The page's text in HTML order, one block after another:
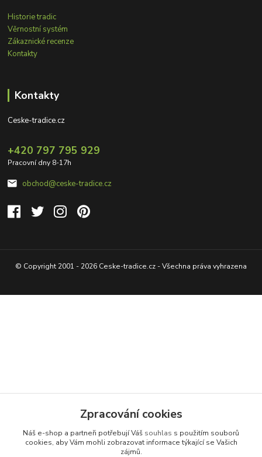
Historie tradic
Věrnostní systém
Zákaznické recenze
Kontakty
Kontakty
Ceske-tradice.cz
+420 797 795 929
Pracovní dny 8-17h
obchod@ceske-tradice.cz
© Copyright 2001 - 2026 Ceske-tradice.cz - Všechna práva vyhrazena
Zpracování cookies
Náš e-shop a partneři potřebují Váš souhlas s použitím souborů
cookies, aby Vám mohli zobrazovat informace týkající se Vašich
zájmů.